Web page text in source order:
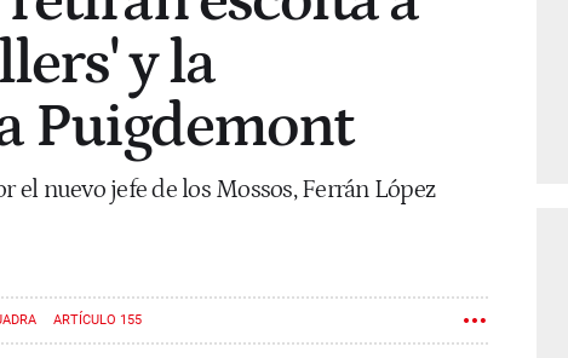
y la
Puigdemont
el nuevo jefe de los Mossos, Ferrán López
ARTÍCULO 155